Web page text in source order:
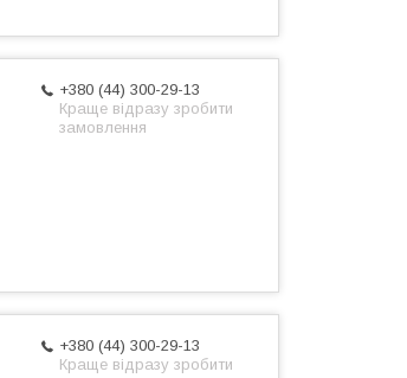
+380 (44) 300-29-13
Краще відразу зробити
замовлення
+380 (44) 300-29-13
Краще відразу зробити